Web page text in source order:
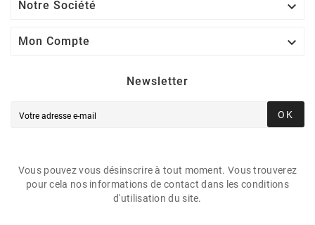
Notre Société 
Mon Compte 
Newsletter
OK
Vous pouvez vous désinscrire à tout moment. Vous trouverez
pour cela nos informations de contact dans les conditions
d'utilisation du site.